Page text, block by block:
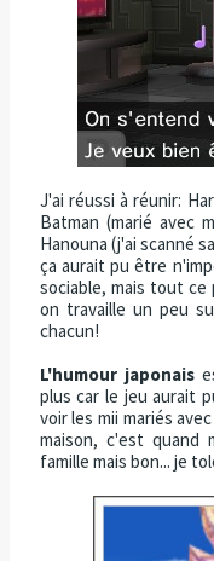
J'ai réussi à réunir:
Batman (marié avec
Hanouna (j'ai scanné
ça aurait pu être
sociable, mais tout
on travaille un peu
chacun!
L'humour japonais
plus car le jeu aurait
voir les mii mariés
maison, c'est quand
famille mais bon... je